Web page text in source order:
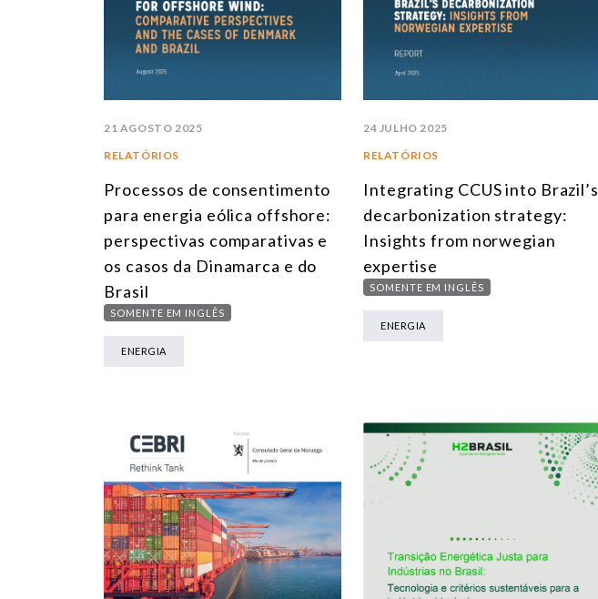
21 AGOSTO 2025
RELATÓRIOS
Processos de consentimento
para energia eólica offshore:
perspectivas comparativas e
os casos da Dinamarca e do
Brasil
SOMENTE EM INGLÊS
ENERGIA
24 JULHO 2025
RELATÓRIOS
Integrating CCUS into Brazil’s
decarbonization strategy:
Insights from norwegian
expertise
SOMENTE EM INGLÊS
ENERGIA